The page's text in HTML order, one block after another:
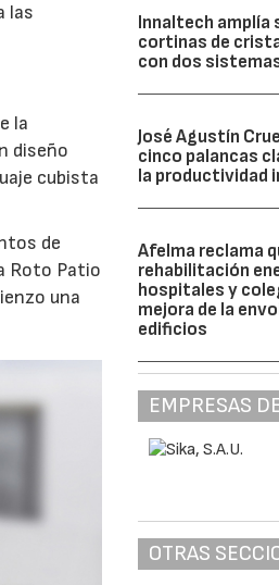
las
la
diseño
cubista
de
Roto Patio
una
Innaltech amplía
cortinas de
con dos
José Agustín
cinco palancas
la productividad
Afelma reclama
rehabilitación
hospitales y
mejora de la
edificios
EMPRESAS
OTRAS